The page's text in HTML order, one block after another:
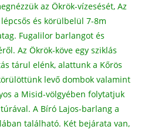
az Ökrök-vízesését, Az
és körülbelül 7-8m
Fugalilor barlangot és
Az Ökrök-köve egy sziklás
tárul elénk, alattunk a Kőrös
levő dombok valamint
a Misid-völgyében folytatjuk
A Bíró Lajos-barlang a
található. Két bejárata van,